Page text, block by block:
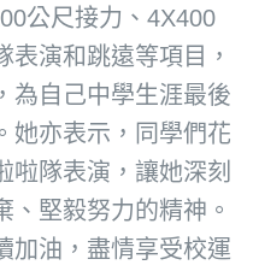
公尺接力、4X400
表演和跳遠等項目，
為自己中學生涯最後
她亦表示，同學們花
啦隊表演，讓她深刻
、堅毅努力的精神。
加油，盡情享受校運